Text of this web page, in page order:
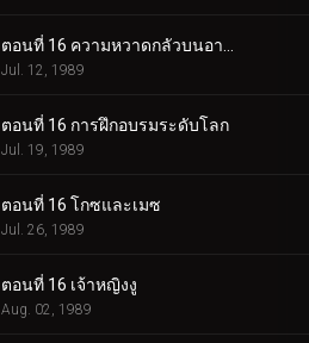
Jul. 12, 1989
ตอนที่ 16 การฝึกอบรมระดับโลก
Jul. 19, 1989
ตอนที่ 16 โกซและเมซ
Jul. 26, 1989
ตอนที่ 16 เจ้าหญิงงู
Aug. 02, 1989